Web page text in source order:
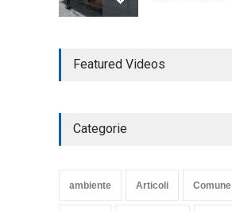
COMMEDIA"
TARQUINIA
Featured Videos
Categorie
ambiente Articoli Comune